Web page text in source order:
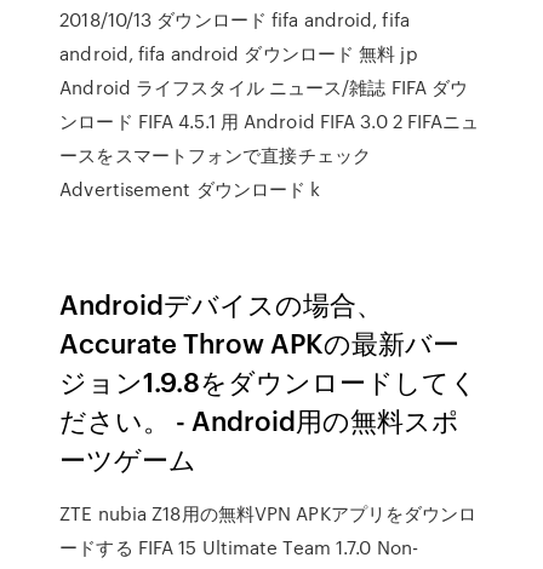
2018/10/13 ダウンロード fifa android, fifa
android, fifa android ダウンロード 無料 jp
Android ライフスタイル ニュース/雑誌 FIFA ダウ
ンロード FIFA 4.5.1 用 Android FIFA 3.0 2 FIFAニュ
ースをスマートフォンで直接チェック
Advertisement ダウンロード k
Androidデバイスの場合、
Accurate Throw APKの最新バー
ジョン1.9.8をダウンロードしてく
ださい。 - Android用の無料スポ
ーツゲーム
ZTE nubia Z18用の無料VPN APKアプリをダウンロ
ードする FIFA 15 Ultimate Team 1.7.0 Non-